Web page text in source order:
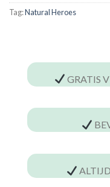
Tag:Natural Heroes
GRATIS